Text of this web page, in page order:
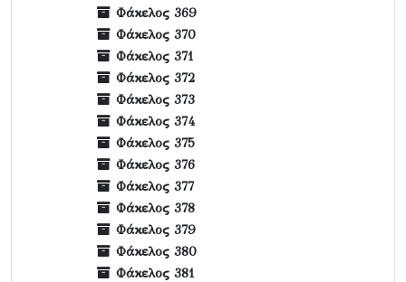
Φάκελος 369
Φάκελος 370
Φάκελος 371
Φάκελος 372
Φάκελος 373
Φάκελος 374
Φάκελος 375
Φάκελος 376
Φάκελος 377
Φάκελος 378
Φάκελος 379
Φάκελος 380
Φάκελος 381